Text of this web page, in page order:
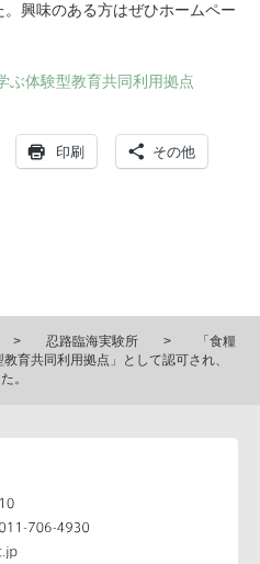
興味のある方はぜひホームペー
ぶ体験型教育共同利用拠点
印刷 その他
忍路臨海実験所
「食糧
育共同利用拠点」として認可され、
。